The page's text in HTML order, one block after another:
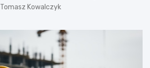
Tomasz Kowalczyk